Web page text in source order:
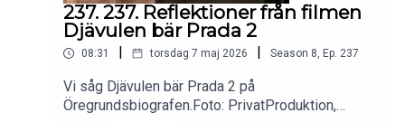
237. 237. Reflektioner från filmen
Djävulen bär Prada 2
08:31 torsdag 7 maj 2026 Season 8, Ep. 237
Vi såg Djävulen bär Prada 2 på
Öregrundsbiografen.Foto: PrivatProduktion,